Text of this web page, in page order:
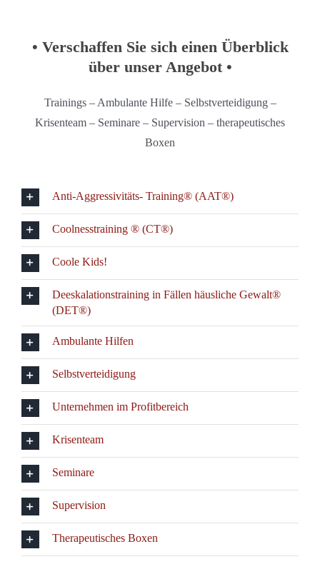
• Verschaffen Sie sich einen Überblick
über unser Angebot •
Trainings – Ambulante Hilfe – Selbstverteidigung –
Krisenteam – Seminare – Supervision – therapeutisches
Boxen
Anti-Aggressivitäts- Training® (AAT®)
Coolnesstraining ® (CT®)
Coole Kids!
Deeskalationstraining in Fällen häusliche Gewalt®
(DET®)
Ambulante Hilfen
Selbstverteidigung
Unternehmen im Profitbereich
Krisenteam
Seminare
Supervision
Therapeutisches Boxen